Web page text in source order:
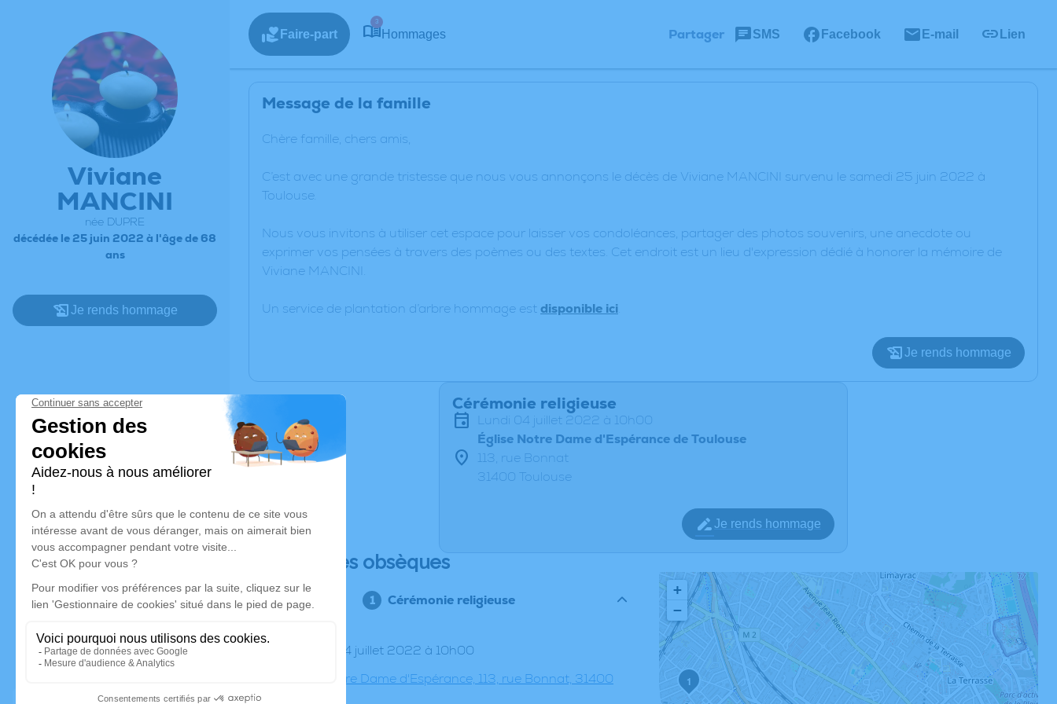
Viviane
MANCINI
née DUPRE
décédée le 25 juin 2022 à l'âge de 68
ans
Je rends hommage
Faire-part
3
Hommages Partager SMS Facebook E-mail Lien
Message de la famille
Chère famille, chers amis,
C’est avec une grande tristesse que nous vous annonçons le décès de Viviane MANCINI survenu le samedi 25 juin 2022 à
Toulouse.
Nous vous invitons à utiliser cet espace pour laisser vos condoléances, partager des photos souvenirs, une anecdote ou
exprimer vos pensées à travers des poèmes ou des textes. Cet endroit est un lieu d'expression dédié à honorer la mémoire de
Viviane MANCINI.
Un service de plantation d’arbre hommage est disponible ici
Je rends hommage
Cérémonie religieuse
lundi 04 juillet 2022 à 10h00
Église Notre Dame d'Espérance de Toulouse
113, rue Bonnat
31400 Toulouse
Je rends hommage
Déroulé des obsèques
Cérémonie religieuse
Le lundi 04 juillet 2022 à 10h00
Église Notre Dame d'Espérance, 113, rue Bonnat, 31400
1
+
−